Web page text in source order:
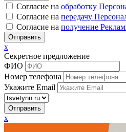
Согласие на обработку
Согласие на передачу
Согласие на получение
x
Секретное предложение
ФИО
Номер телефона
Укажите Email
x